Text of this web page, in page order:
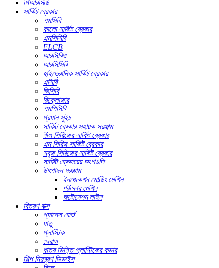
পিআরসিডি
সার্কিট ব্রেকার
এমসিবি
কালো সার্কিট ব্রেকার
এমসিসিবি
ELCB
আরসিবিও
আরসিসিবি
হাইড্রোলিক সার্কিট ব্রেকার
এসিবি
ভিসিবি
রিক্লোজার
এমপিসিবি
প্রধান সুইচ
সার্কিট ব্রেকার সহায়ক সরঞ্জাম
নীল সিরিজের সার্কিট ব্রেকার
এম সিরিজ সার্কিট ব্রেকার
সবুজ সিরিজের সার্কিট ব্রেকার
সার্কিট ব্রেকারের অংশগুলি
উৎপাদন সরঞ্জাম
ইনজেকশন মোল্ডিং মেশিন
পরীক্ষার মেশিন
অটোমেশন লাইন
বিতরণ বাক্স
প্যানেল বোর্ড
ধাতু
প্লাস্টিক
ঘেরাও
ধাতব ভিত্তি প্লাস্টিকের কভার
শিল্প নিয়ন্ত্রণ ডিভাইস